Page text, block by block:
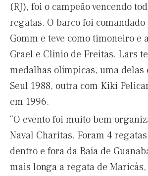
(RJ), foi o campeão vencendo
regatas. O barco foi
Gomm e teve como timoneiro e
Grael e Clínio de Freitas. Lars
medalhas olímpicas, uma delas
Seul 1988, outra com Kiki
em 1996.
“O evento foi muito bem
Naval Charitas. Foram 4
dentro e fora da Baía de
mais longa a regata de Maricás,